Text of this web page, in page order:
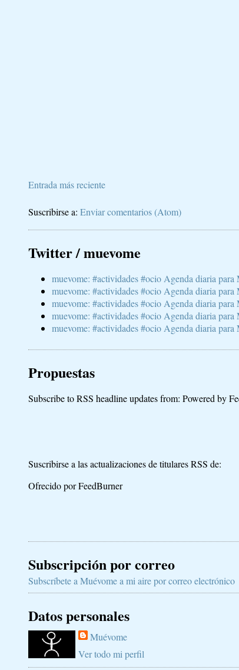
Entrada más reciente
Suscribirse a: Enviar comentarios (Atom)
Twitter / muevome
muevome: #actividades #ocio Agenda diaria
muevome: #actividades #ocio Agenda diaria
muevome: #actividades #ocio Agenda diaria
muevome: #actividades #ocio Agenda diaria
muevome: #actividades #ocio Agenda diaria
Propuestas
Subscribe to RSS headline updates from: Powered by
Suscribirse a las actualizaciones de titulares RSS de:
Ofrecido por FeedBurner
Subscripción por correo
Subscríbete a Muévome a mi aire por correo electrónico
Datos personales
Muévome
Ver todo mi perfil